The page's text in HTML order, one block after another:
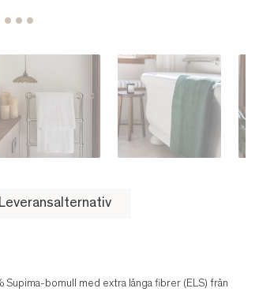
Leveransalternativ
bomull med extra långa fibrer (ELS) från